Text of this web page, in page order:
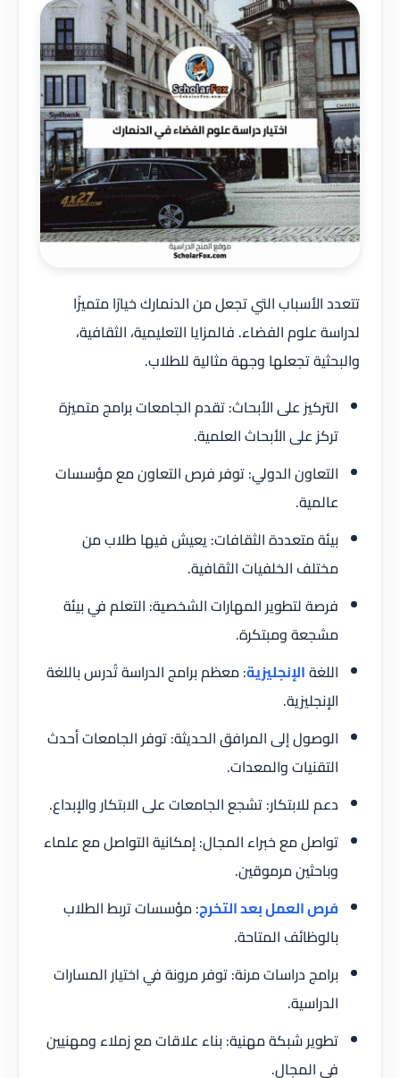
تتعدد الأسباب التي تجعل من الدنمارك خيارًا متميزًا
لدراسة علوم الفضاء. فالمزايا التعليمية، الثقافية،
والبحثية تجعلها وجهة مثالية للطلاب.
التركيز على الأبحاث: تقدم الجامعات برامج متميزة
تركز على الأبحاث العلمية.
التعاون الدولي: توفر فرص التعاون مع مؤسسات
عالمية.
بيئة متعددة الثقافات: يعيش فيها طلاب من
مختلف الخلفيات الثقافية.
فرصة لتطوير المهارات الشخصية: التعلم في بيئة
مشجعة ومبتكرة.
اللغةالإنجليزية: معظم برامج الدراسة تُدرس باللغة
الإنجليزية.
الوصول إلى المرافق الحديثة: توفر الجامعات أحدث
التقنيات والمعدات.
دعم للابتكار: تشجع الجامعات على الابتكار والإبداع.
تواصل مع خبراء المجال: إمكانية التواصل مع علماء
وباحثين مرموقين.
فرص العمل بعد التخرج: مؤسسات تربط الطلاب
بالوظائف المتاحة.
برامج دراسات مرنة: توفر مرونة في اختيار المسارات
الدراسية.
تطوير شبكة مهنية: بناء علاقات مع زملاء ومهنيين
في المجال.